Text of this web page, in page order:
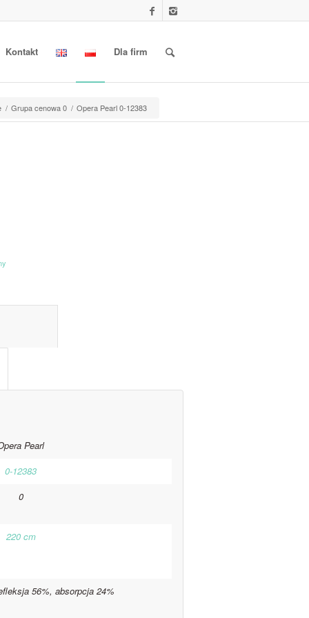
Kontakt Dla firm
/ Grupa cenowa 0 / Opera Pearl 0-12383
Pearl
0-12383
0
220 cm
56%, absorpcja 24%